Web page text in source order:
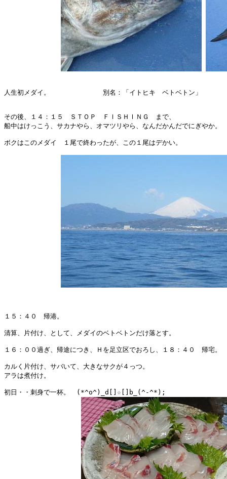
人生初メダイ。　　　　　　　　別名：「イトヒキ　ベトベトン」
その後、１４：１５　ＳＴＯＰ　ＦＩＳＨＩＮＧ　まで、
船中はけっこう、サカナやら、オマツリやら、なんだかんだでにぎやか。
ボクはこのメダイ　１尾で終わったが、この１尾はデかい。
１５：４０　帰港。
清算、片付け、として、メダイのベトベトンだけ落とす。
１６：００過ぎ、帰途につき、Ｈを足立区でおろし、１８：４０　帰宅。
カルく片付け、サバいて、大きなサクが４っつ。
アラは煮付け。
初日・・刺身で一杯。　(*^o^)_d[]☆[]b_(^-^*);